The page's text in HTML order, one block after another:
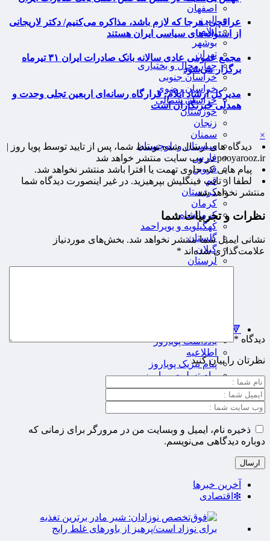
اصفهان
البرز
ایلام
بوشهر
تهران
چهارمحال و بختیاری
خراسان جنوبی
خراسان رضوی
خراسان شمالی
خوزستان
زنجان
سمنان
سیستان و بلوچستان
فارس
قزوین
قم
کردستان
کرمان
کرمانشاه
کهگیلویه و بویراحمد
گلستان
گیلان
لرستان
🔻پویاروز
یادداشت پویاروز
اطلاعیه
پیام تبریک پویاروز
پیام تسلیت پویاروز
گیشه روزنامه ها
عراقچی: هرجا که لازم باشد، مذاکره می‌کنیم/ دکتر لاریجانی
از استوانه‌های سیاسی ایران هستند
مجمع عمومی عادی سالانه بانک صادرات ایران ۳۱ تیرماه
برگزار می‌شود
مدیرکل ارشاد ایلام: قرارگاه رسانه‌ای اربعین تجلی وحدت و
همدلی خبرنگاران است
×
دیدگاه های ارسال شده توسط شما، پس از تایید توسط پویا روز |
pooyarooz.ir در وب سایت منتشر خواهد شد
پیام هایی که حاوی تهمت یا افترا باشد منتشر نخواهد شد.
لطفا از تایپ فینگلیش بپرهیزید. در غیر اینصورت دیدگاه شما
منتشر نخواهد شد.
نظرات و تجربیات شما
نشانی ایمیل شما منتشر نخواهد شد. بخش‌های موردنیاز
علامت‌گذاری شده‌اند *
دیدگاه *
نظرتان را بیان کنید
ذخیره نام، ایمیل و وبسایت من در مرورگر برای زمانی که
دوباره دیدگاهی می‌نویسم.
آخرین خبرها
❇اقتصادی